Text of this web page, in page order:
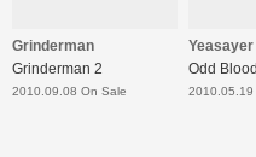
Grinderman
Grinderman 2
2010.09.08 On Sale
Yeasayer
Odd Blood
2010.05.19